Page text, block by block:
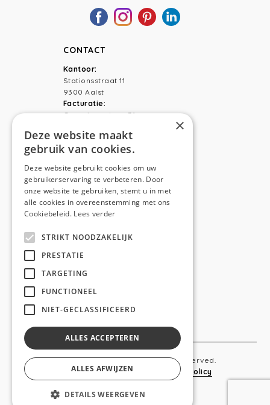
CONTACT
Kantoor:
Stationsstraat 11
9300 Aalst
Facturatie:
Capucienenlaan 31
Telefoon:0473 44 56 94
NAVIGATION
Home
Diensten
Realisaties
Copyright © 2019 Anso. All rights reserved.
Sitemap-Privacy Policy Cookie Policy
webdesigned by
×
Deze website maakt
gebruik van cookies.
Deze website gebruikt cookies om uw
gebruikerservaring te verbeteren. Door
onze website te gebruiken, stemt u in met
alle cookies in overeenstemming met ons
Cookiebeleid. Lees verder
STRIKT NOODZAKELIJK
PRESTATIE
TARGETING
FUNCTIONEEL
NIET-GECLASSIFICEERD
ALLES ACCEPTEREN
ALLES AFWIJZEN
DETAILS WEERGEVEN